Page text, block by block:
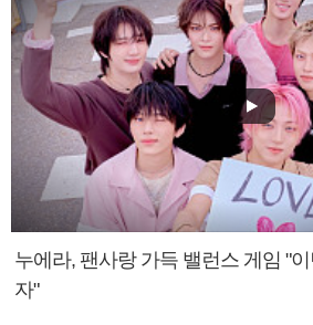
누에라, 팬사랑 가득 밸런스 게임 "
자"